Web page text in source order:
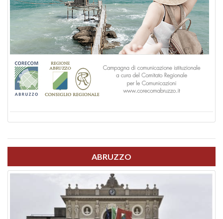
ABRUZZO